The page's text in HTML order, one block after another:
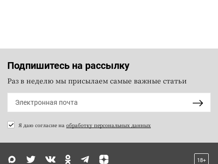
Подпишитесь на рассылку
Раз в неделю мы присылаем самые важные статьи
Я даю согласие на обработку персональных данных
18+